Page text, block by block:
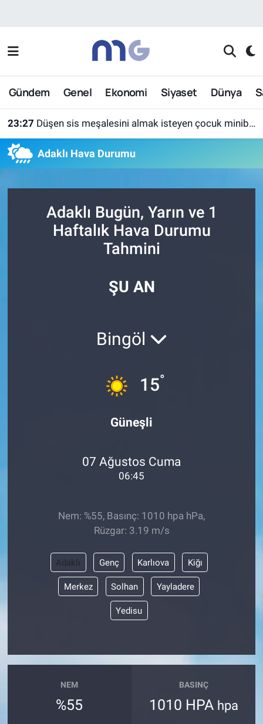
Gündem Genel Ekonomi Siyaset Dünya
23:27 Düşen sis meşalesini almak isteyen çocuk minibüsün altında kaldı
Adaklı Hava Durumu
Adaklı Bugün, Yarın ve 1
Haftalık Hava Durumu
Tahmini
ŞU AN
Bingöl
15°
Güneşli
07 Ağustos Cuma
06:45
Nem: %55, Basınç: 1010 hpa hPa,
Rüzgar: 3.19 m/s
Adaklı Genç Karlıova Kiğı
Merkez Solhan Yayladere
Yedisu
NEM
%55
BASINÇ
1010 HPA hpa
Nöbetçi Eczaneler
Hava Durumu
Son Dakika Haberleri